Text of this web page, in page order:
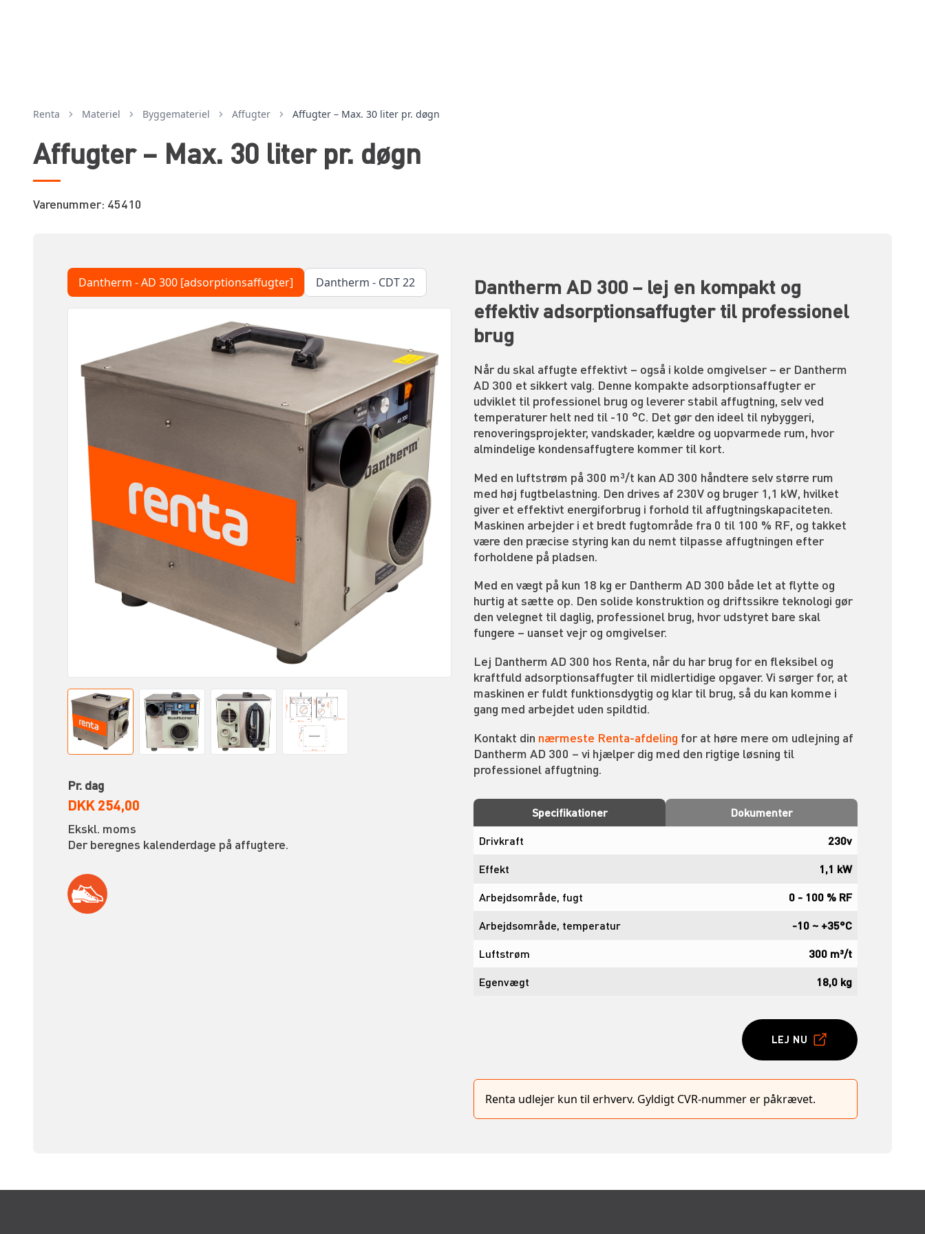
Renta Materiel byggemateriel affugter Affugter – Max. 30 liter pr. døgn
Affugter – Max. 30 liter pr. døgn
Varenummer: 45410
Dantherm - AD 300 [adsorptionsaffugter] Dantherm - CDT 22
Pr. dag
DKK 254,00
Ekskl. moms
Der beregnes kalenderdage på affugtere.
Dantherm AD 300 – lej en kompakt og
effektiv adsorptionsaffugter til professionel
brug
Når du skal affugte effektivt – også i kolde omgivelser – er Dantherm
AD 300 et sikkert valg. Denne kompakte adsorptionsaffugter er
udviklet til professionel brug og leverer stabil affugtning, selv ved
temperaturer helt ned til -10 °C. Det gør den ideel til nybyggeri,
renoveringsprojekter, vandskader, kældre og uopvarmede rum, hvor
almindelige kondensaffugtere kommer til kort.
Med en luftstrøm på 300 m³/t kan AD 300 håndtere selv større rum
med høj fugtbelastning. Den drives af 230V og bruger 1,1 kW, hvilket
giver et effektivt energiforbrug i forhold til affugtningskapaciteten.
Maskinen arbejder i et bredt fugtområde fra 0 til 100 % RF, og takket
være den præcise styring kan du nemt tilpasse affugtningen efter
forholdene på pladsen.
Med en vægt på kun 18 kg er Dantherm AD 300 både let at flytte og
hurtig at sætte op. Den solide konstruktion og driftssikre teknologi gør
den velegnet til daglig, professionel brug, hvor udstyret bare skal
fungere – uanset vejr og omgivelser.
Lej Dantherm AD 300 hos Renta, når du har brug for en fleksibel og
kraftfuld adsorptionsaffugter til midlertidige opgaver. Vi sørger for, at
maskinen er fuldt funktionsdygtig og klar til brug, så du kan komme i
gang med arbejdet uden spildtid.
Kontakt din nærmeste Renta-afdeling for at høre mere om udlejning af
Dantherm AD 300 – vi hjælper dig med den rigtige løsning til
professionel affugtning.
Specifikationer
Dokumenter
Drivkraft
230v
Effekt
1,1 kW
Arbejdsområde, fugt
0 - 100 % RF
Arbejdsområde, temperatur
-10 ~ +35°C
Luftstrøm
300 m³/t
Egenvægt
18,0 kg
LEJ NU
Renta udlejer kun til erhverv. Gyldigt CVR-nummer er påkrævet.